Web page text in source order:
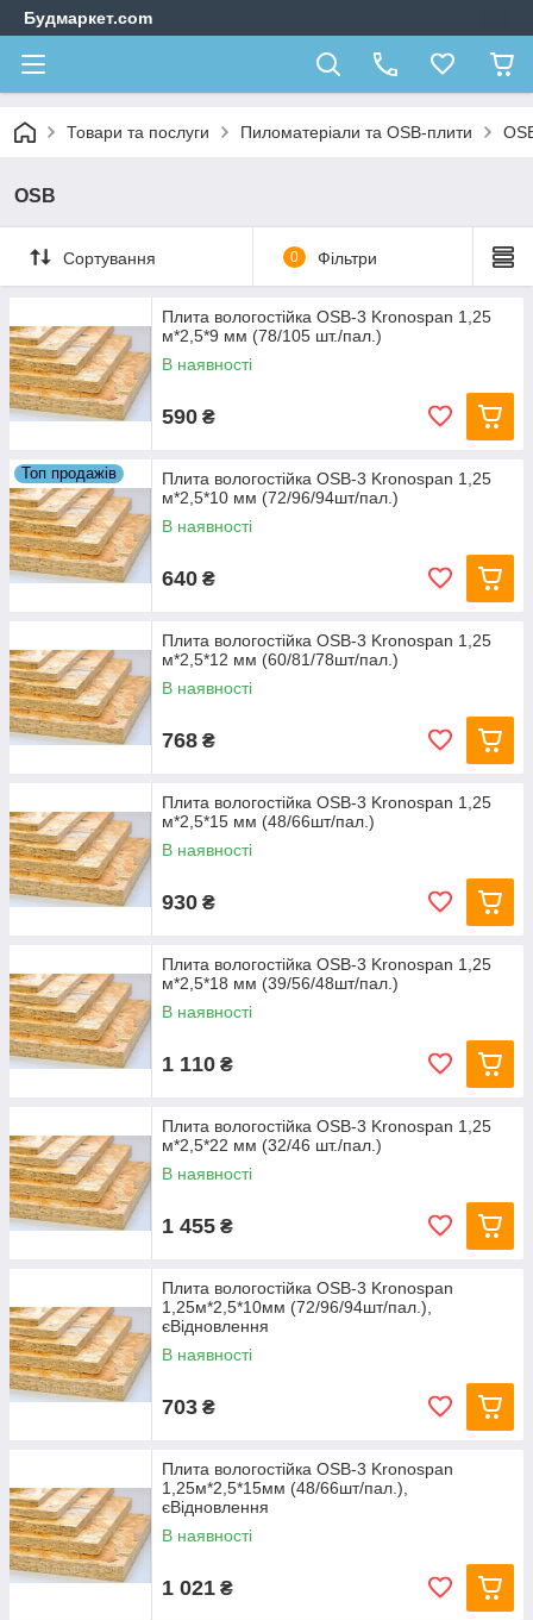
Будмаркет.com
Товари та послуги Пиломатеріали та OSB-плити
OSB
Сортування 0 Фільтри
Плита вологостійка OSB-3 Kronospan 1,25
м*2,5*9 мм (78/105 шт./пал.)
В наявності
590 ₴
Топ продажів
Плита вологостійка OSB-3 Kronospan 1,25
м*2,5*10 мм (72/96/94шт/пал.)
В наявності
640 ₴
Плита вологостійка OSB-3 Kronospan 1,25
м*2,5*12 мм (60/81/78шт/пал.)
В наявності
768 ₴
Плита вологостійка OSB-3 Kronospan 1,25
м*2,5*15 мм (48/66шт/пал.)
В наявності
930 ₴
Плита вологостійка OSB-3 Kronospan 1,25
м*2,5*18 мм (39/56/48шт/пал.)
В наявності
1 110 ₴
Плита вологостійка OSB-3 Kronospan 1,25
м*2,5*22 мм (32/46 шт./пал.)
В наявності
1 455 ₴
Плита вологостійка OSB-3 Kronospan
1,25м*2,5*10мм (72/96/94шт/пал.),
єВідновлення
В наявності
703 ₴
Плита вологостійка OSB-3 Kronospan
1,25м*2,5*15мм (48/66шт/пал.),
єВідновлення
В наявності
1 021 ₴